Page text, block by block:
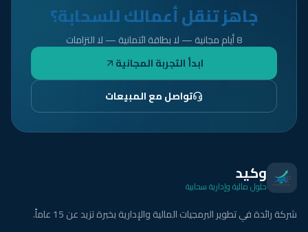
جاهز تنقل أعمالك للسحابة؟
8 أيام مجانية — لا بطاقة ائتمانية — لا التزامات
ابدأ التجربة المجانية
تواصل مع المبيعات
وكيد
حلول مالية وإدارية سحابية
شركة رائدة في تطوير البرمجيات المالية والإدارية بخبرة تزيد عن 15 عاماً.